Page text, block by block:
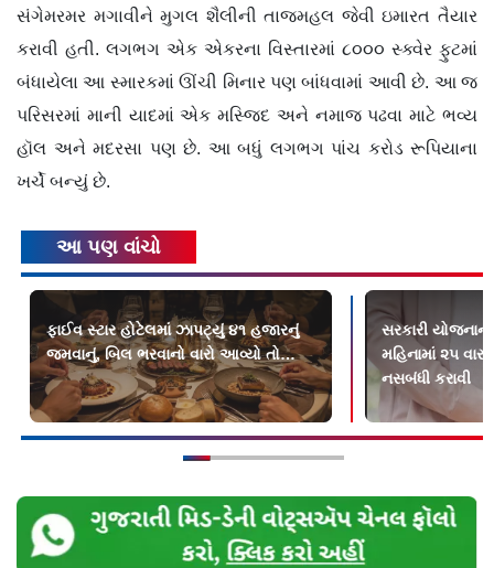
સંગેમરમર મગાવીને મુગલ શૈલીની તાજમહલ જેવી ઇમારત તૈયાર
કરાવી હતી. લગભગ એક એકરના વિસ્તારમાં ૮૦૦૦ સ્ક્વેર ફુટમાં
બંધાયેલા આ સ્મારકમાં ઊંચી મિનાર પણ બાંધવામાં આવી છે. આ જ
પરિસરમાં માની યાદમાં એક મસ્જિદ અને નમાજ પઢવા માટે ભવ્ય
હૉલ અને મદરસા પણ છે. આ બધું લગભગ પાંચ કરોડ રૂપિયાના
ખર્ચે બન્યું છે.
આ પણ વાંચો
ફાઈવ સ્ટાર હોટેલમાં ઝાપટ્યું ૪૧ હજારનું
જમવાનું, બિલ ભરવાનો વારો આવ્યો તો…
સરકારી
મહિનામાં ૨૫
નસબંધી કરાવી